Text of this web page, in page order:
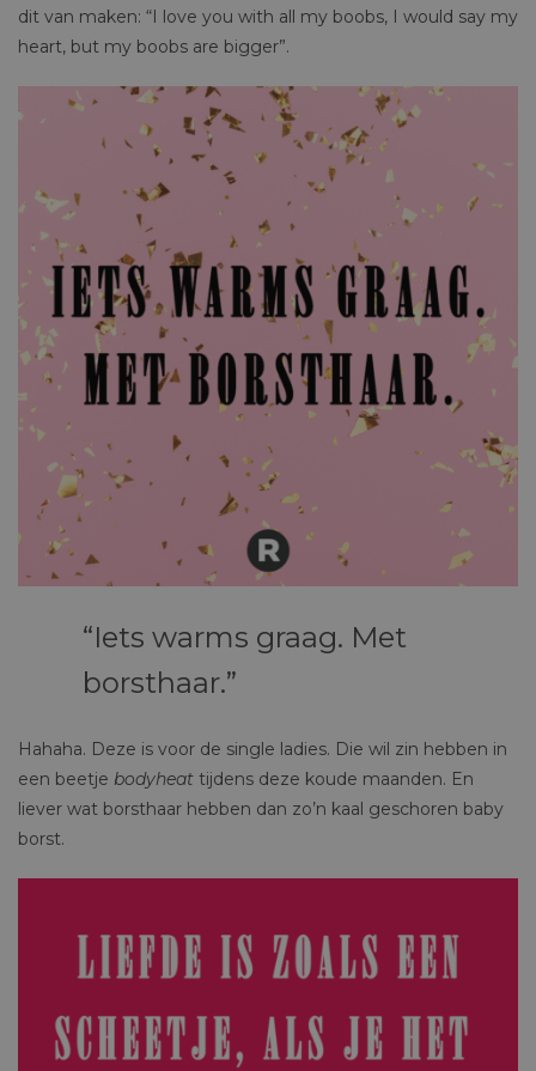
dit van maken: “I love you with all my boobs, I would say my
heart, but my boobs are bigger”.
Iets warms graag. Met
borsthaar.
Hahaha. Deze is voor de single ladies. Die wil zin hebben in
een beetje bodyheat tijdens deze koude maanden. En
liever wat borsthaar hebben dan zo’n kaal geschoren baby
borst.